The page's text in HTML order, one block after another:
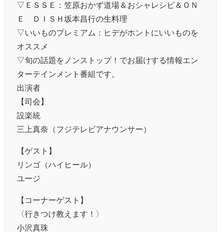
▽ＥＳＳＥ：笠原おかず道場＆おシャレシピ＆ＯＮ
Ｅ ＤＩＳＨ坂本昌行の生料理
▽いいものプレミアム：ヒデがホントにいいものを
オススメ
▽旬の話題をノンストップ！でお届けする情報エン
ターテインメント番組です。
出演者
【司会】
設楽統
三上真奈（フジテレビアナウンサー）
【ゲスト】
リンゴ（ハイヒール）
ユージ
【コーナーゲスト】
〈行きつけ教えます！〉
小沢真珠